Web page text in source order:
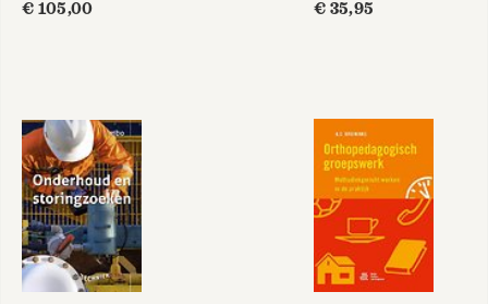
€ 105,00 € 35,95